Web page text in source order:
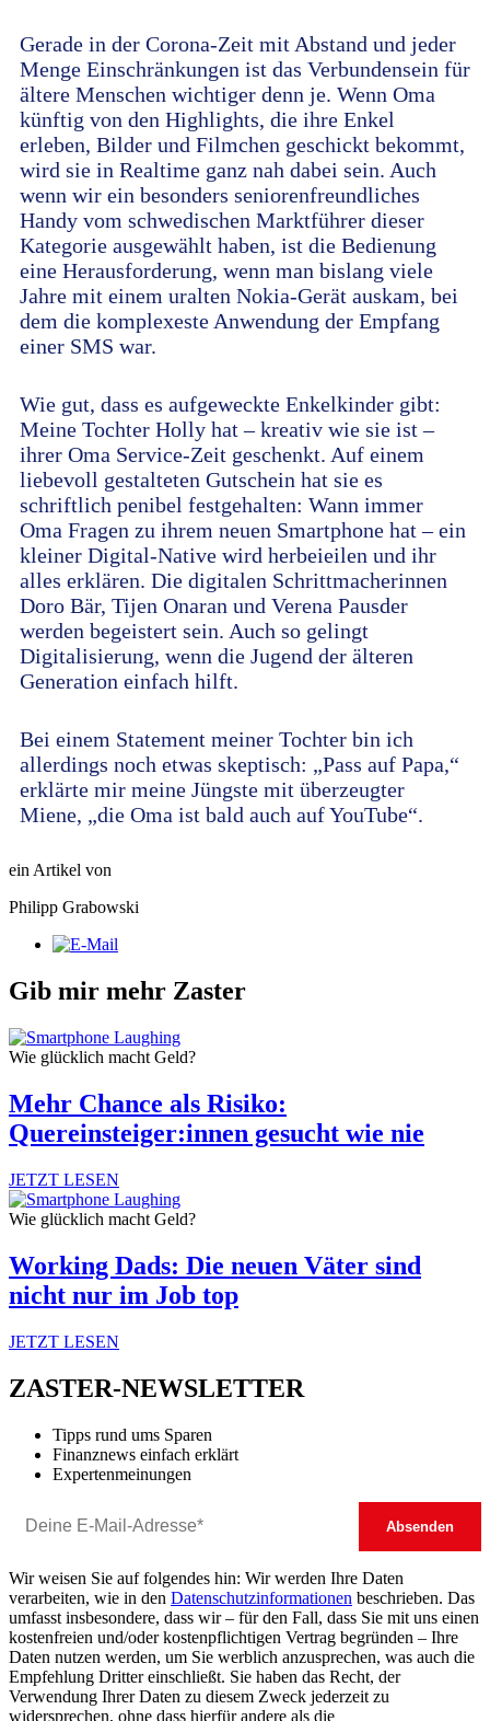
Gerade in der Corona-Zeit mit Abstand und jeder
Menge Einschränkungen ist das Verbundensein für
ältere Menschen wichtiger denn je. Wenn Oma
künftig von den Highlights, die ihre Enkel
erleben, Bilder und Filmchen geschickt bekommt,
wird sie in Realtime ganz nah dabei sein. Auch
wenn wir ein besonders seniorenfreundliches
Handy vom schwedischen Marktführer dieser
Kategorie ausgewählt haben, ist die Bedienung
eine Herausforderung, wenn man bislang viele
Jahre mit einem uralten Nokia-Gerät auskam, bei
dem die komplexeste Anwendung der Empfang
einer SMS war.
Wie gut, dass es aufgeweckte Enkelkinder gibt:
Meine Tochter Holly hat – kreativ wie sie ist –
ihrer Oma Service-Zeit geschenkt. Auf einem
liebevoll gestalteten Gutschein hat sie es
schriftlich penibel festgehalten: Wann immer
Oma Fragen zu ihrem neuen Smartphone hat – ein
kleiner Digital-Native wird herbeieilen und ihr
alles erklären. Die digitalen Schrittmacherinnen
Doro Bär, Tijen Onaran und Verena Pausder
werden begeistert sein. Auch so gelingt
Digitalisierung, wenn die Jugend der älteren
Generation einfach hilft.
Bei einem Statement meiner Tochter bin ich
allerdings noch etwas skeptisch: „Pass auf Papa,“
erklärte mir meine Jüngste mit überzeugter
Miene, „die Oma ist bald auch auf YouTube“.
ein Artikel von
Philipp Grabowski
Gib mir mehr Zaster
Wie glücklich macht Geld?
Mehr Chance als Risiko:
Quereinsteiger:innen gesucht wie nie
JETZT LESEN
Wie glücklich macht Geld?
Working Dads: Die neuen Väter sind
nicht nur im Job top
JETZT LESEN
ZASTER-NEWSLETTER
Tipps rund ums Sparen
Finanznews einfach erklärt
Expertenmeinungen
Wir weisen Sie auf folgendes hin: Wir werden Ihre Daten
verarbeiten, wie in den Datenschutzinformationen beschrieben. Das
umfasst insbesondere, dass wir – für den Fall, dass Sie mit uns einen
kostenfreien und/oder kostenpflichtigen Vertrag begründen – Ihre
Daten nutzen werden, um Sie werblich anzusprechen, was auch die
Empfehlung Dritter einschließt. Sie haben das Recht, der
Verwendung Ihrer Daten zu diesem Zweck jederzeit zu
widersprechen, ohne dass hierfür andere als die